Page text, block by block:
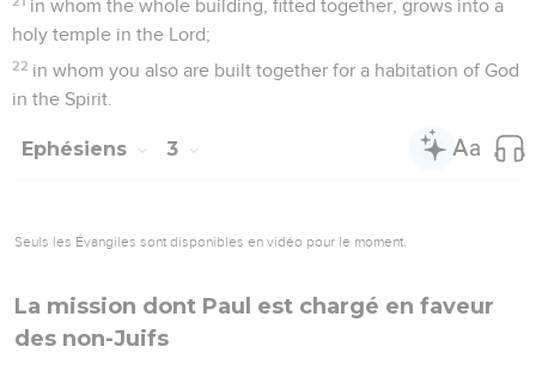
in whom the whole building, fitted together, grows into a
holy temple in the Lord;
22 in whom you also are built together for a habitation of God
in the Spirit.
Ephésiens 3
Seuls les Évangiles sont disponibles en vidéo pour le moment.
La mission dont Paul est chargé en faveur
des non-Juifs